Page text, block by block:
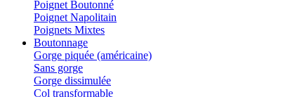
Poignet Boutonné
Poignet Napolitain
Poignets Mixtes
Boutonnage
Gorge piquée (américaine)
Sans gorge
Gorge dissimulée
Col transformable